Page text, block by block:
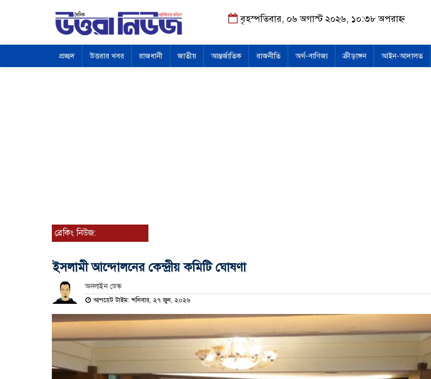
বৃহস্পতিবার, ০৬ অগাস্ট ২০২৬, ১০:৩৮ অপরাহ্ন
প্রচ্ছদ উত্তরার খবর রাজধানী জাতীয় আন্তর্জাতিক রাজনীতি অর্থ-বাণিজ্য ক্রীড়াঙ্গন আইন-আদালত
ব্রেকিং নিউজ:
ইসলামী আন্দোলনের কেন্দ্রীয় কমিটি ঘোষণা
অনলাইন ডেস্ক
আপডেট টাইম: শনিবার, ২৭ জুন, ২০২৬